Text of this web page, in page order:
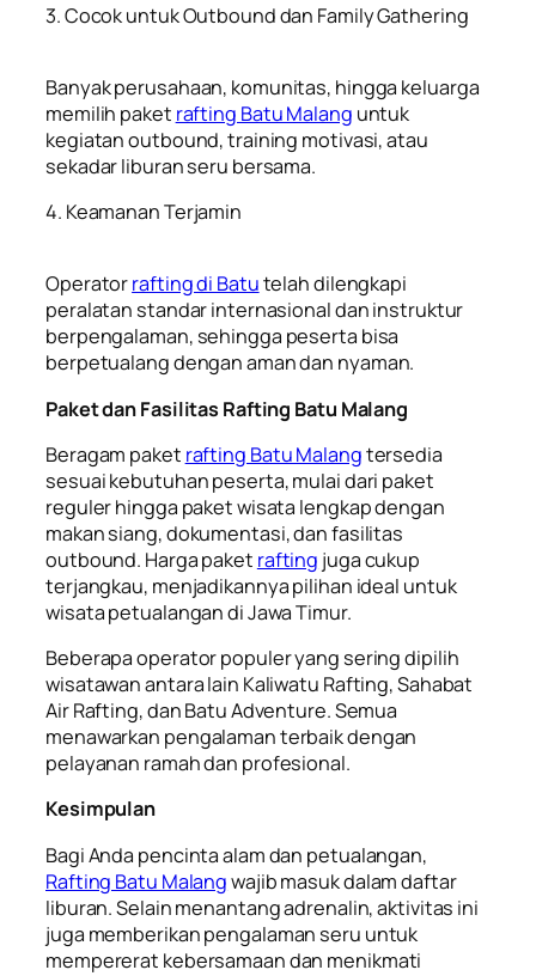
3. Cocok untuk Outbound dan Family Gathering
Banyak perusahaan, komunitas, hingga keluarga
memilih paket rafting Batu Malang untuk
kegiatan outbound, training motivasi, atau
sekadar liburan seru bersama.
4. Keamanan Terjamin
Operatorrafting di Batutelah dilengkapi
peralatan standar internasional dan instruktur
berpengalaman, sehingga peserta bisa
berpetualang dengan aman dan nyaman.
Paket dan Fasilitas Rafting Batu Malang
Beragam paket rafting Batu Malangtersedia
sesuai kebutuhan peserta, mulai dari paket
reguler hingga paket wisata lengkap dengan
makan siang, dokumentasi, dan fasilitas
outbound. Harga paket rafting juga cukup
terjangkau, menjadikannya pilihan ideal untuk
wisata petualangan di Jawa Timur.
Beberapa operator populer yang sering dipilih
wisatawan antara lain Kaliwatu Rafting, Sahabat
Air Rafting, dan Batu Adventure. Semua
menawarkan pengalaman terbaik dengan
pelayanan ramah dan profesional.
Kesimpulan
Bagi Anda pencinta alam dan petualangan,
Rafting Batu Malangwajib masuk dalam daftar
liburan. Selain menantang adrenalin, aktivitas ini
juga memberikan pengalaman seru untuk
mempererat kebersamaan dan menikmati